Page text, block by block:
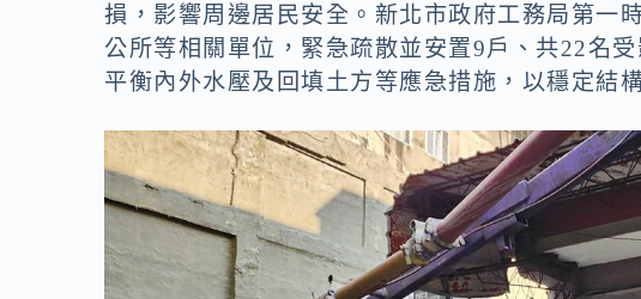
損，影響周邊居民安全。新北市政府工務局第一
公所等相關單位，緊急疏散並安置9戶、共22名
平衡內外水壓及回填土方等應急措施，以穩定結